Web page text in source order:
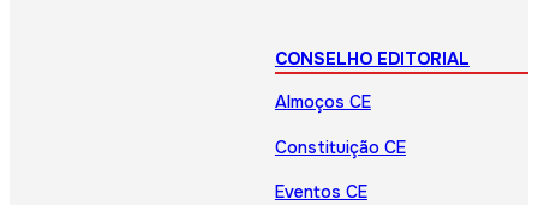
CONSELHO EDITORIAL
Almoços CE
Constituição CE
Eventos CE